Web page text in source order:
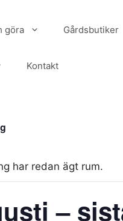
göra Gårdsbutiker
Kontakt
har redan ägt rum.
–